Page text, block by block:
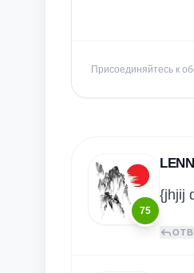
Присоединяйтесь к
75
{jhjij